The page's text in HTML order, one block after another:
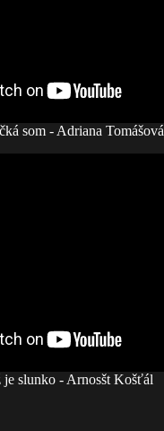
som - Adriana Tomášová
je slunko - Arnosšt Košťál